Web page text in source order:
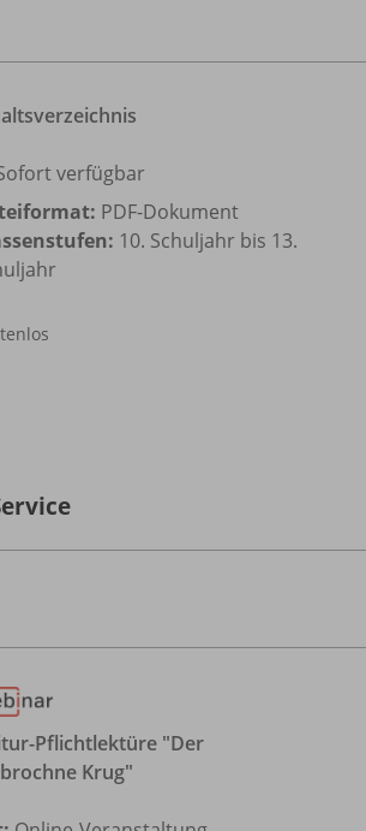
verfügbar
PDF-Dokument
10. Schuljahr bis 13.
Pflichtlektüre "Der
Krug"